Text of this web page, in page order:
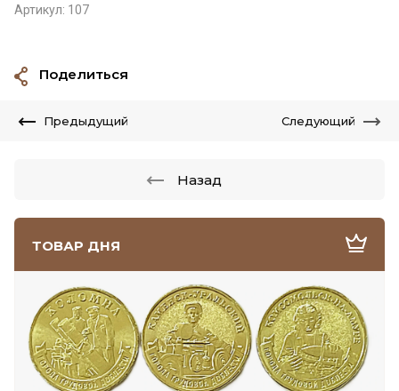
ТОВАР ДНЯ
Артикул: 107
Поделиться
Предыдущий Следующий
Назад